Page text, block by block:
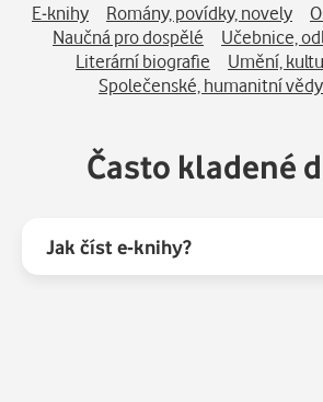
E-knihy Romány, povídky, novely
Naučná pro dospělé
Učebnice,
Literární biografie
Umění,
Společenské, humanitní vědy
Často kladené
Jak číst e-knihy?